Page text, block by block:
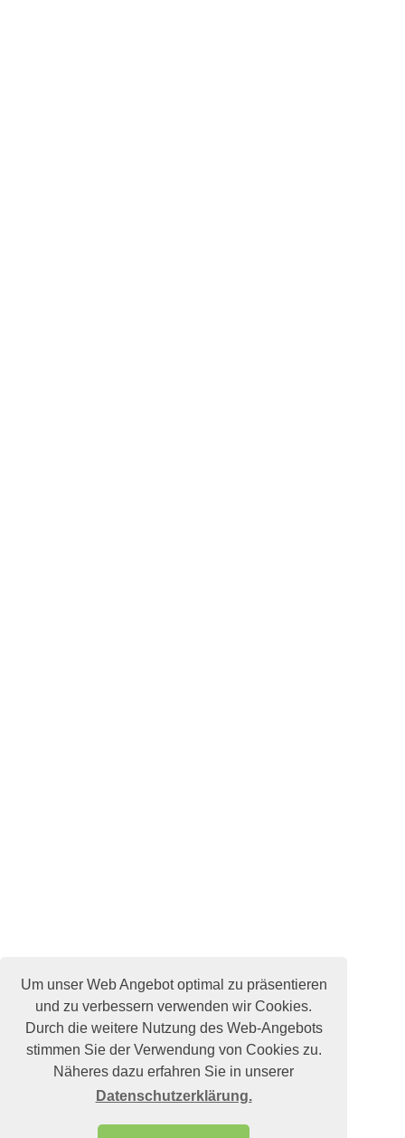
Um unser Web Angebot optimal zu präsentieren
und zu verbessern verwenden wir Cookies.
Durch die weitere Nutzung des Web-Angebots
stimmen Sie der Verwendung von Cookies zu.
Näheres dazu erfahren Sie in unserer
Datenschutzerklärung.